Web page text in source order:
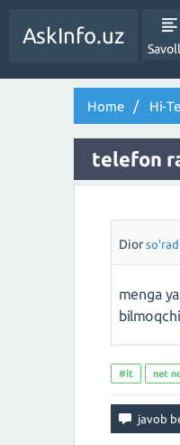
AskInfo.uz
Home Hi-
telefon
Dior
menga
#it net